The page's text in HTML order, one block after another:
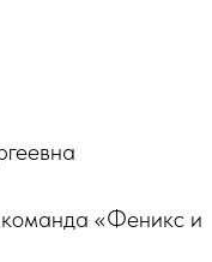
команда «Феникс и